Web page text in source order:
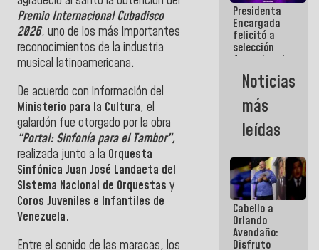
Premio Internacional Cubadisco
2026, uno de los más importantes
reconocimientos de la industria
musical latinoamericana.
De acuerdo con información del
Ministerio para la Cultura, el
galardón fue otorgado por la obra
“Portal: Sinfonía para el Tambor”,
realizada junto a la Orquesta
Sinfónica Juan José Landaeta del
Sistema Nacional de Orquestas y
Coros Juveniles e Infantiles de
Venezuela.
Entre el sonido de las maracas, los
emancipadora
de nuestra
América
Presidenta
Encargada
felicitó a
selección
femenina de
baloncesto
por su
clasificación
a la
AmeriCup
2027
Noticias
más
leídas
Cabello a
Orlando
Avendaño:
Disfruto